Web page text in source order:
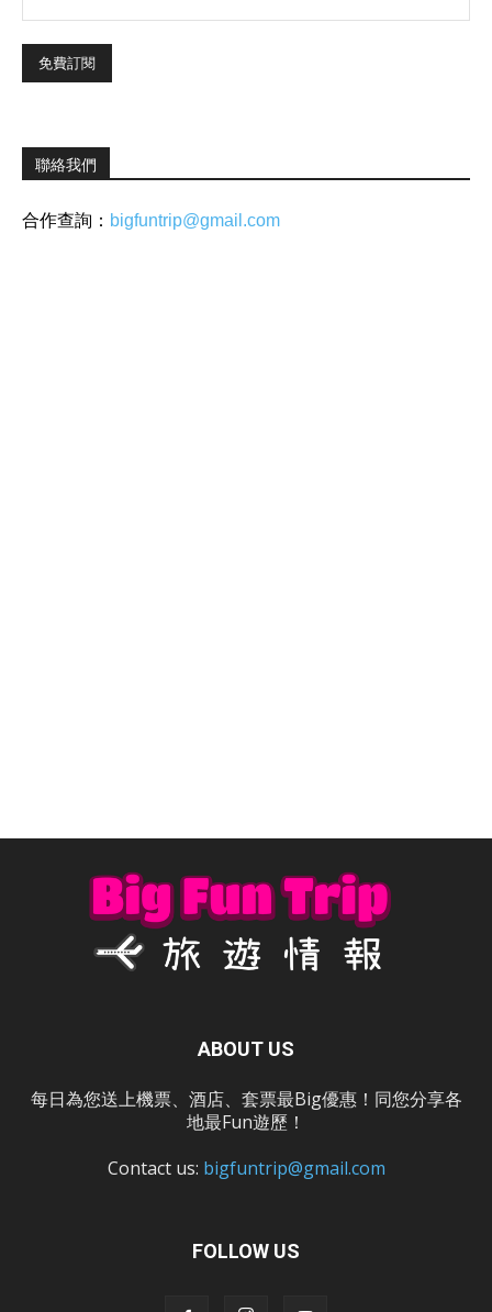
聯絡我們
合作查詢： bigfuntrip@gmail.com
ABOUT US
每日為您送上機票、酒店、套票最Big優惠！同您分享各
地最Fun遊歷！
Contact us: bigfuntrip@gmail.com
FOLLOW US